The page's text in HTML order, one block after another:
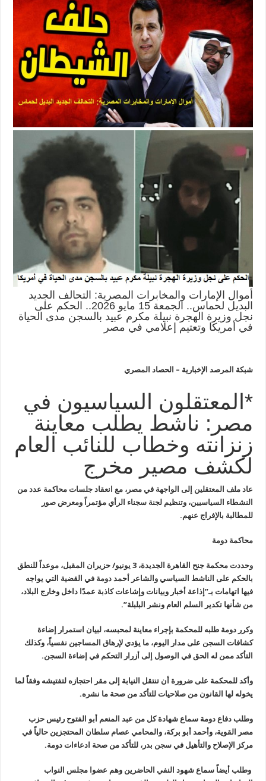
أموال الإمارات والمخابرات المصرية: التحالف الجديد
البديل لحماس.. الجمعة 15 مايو 2026.. الحكم على
نجل وزيرة الهجرة نبيلة مكرم عبيد بالسجن مدى الحياة
في أمريكا وتعتيم إعلامي في مصر
شبكة المرصد الإخبارية – الحصاد المصري
*المعتقلون السياسيون في
مصر: ناشط يطلب معاينة
زنزانته وخطاب للنائب العام
لكشف مصير مخرج
عاد ملف المعتقلين إلى الواجهة في مصر، مع انعقاد جلسات محاكمة عدد من
النشطاء السياسيين، وتنظيم لجنة سجناء الرأي مؤتمراً ومعرض صور
للمطالبة بالإفراج عنهم.
محاكمة دومة
وحددت محكمة جنح القاهرة الجديدة، 3 يونيو/ حزيران المقبل، موعداً للنطق
بالحكم على الناشط السياسي والشاعر أحمد دومة في القضية التي يواجه
فيها اتهامات بـ”إذاعة أخبار وبيانات وإشاعات كاذبة عمدًا داخل وخارج البلاد،
من شأنها تكدير السلم العام ونشر البلبلة”.
وكرر دومة طلبه للمحكمة بإجراء معاينة لمحبسه، لبيان استمرار إضاءة
كشافات السجن على مدار اليوم، ما يؤدي لإرهاق المساجين نفسياً، وكذلك
التأكد ممن له الحق في الوصول إلى أزرار التحكم في إضاءة السجن.
وأكد للمحكمة على ضرورة أن تنتقل النيابة إلى مقر احتجازه لتفتيشه وفقاً لما
يخوله لها القانون من صلاحيات للتأكد من صحة ما نشره.
وطلب دفاع دومة سماع شهادة كل من عبد المنعم أبو الفتوح رئيس حزب
مصر القوية، وأحمد أبو بركة، والمحامي عصام سلطان المحتجزين حالياً في
مركز الإصلاح والتأهيل في سجن بدر، للتأكد من صحة ادعاءات دومة.
وطلب أيضاً سماع شهود النفي الحاضرين وهم عضوا مجلس النواب